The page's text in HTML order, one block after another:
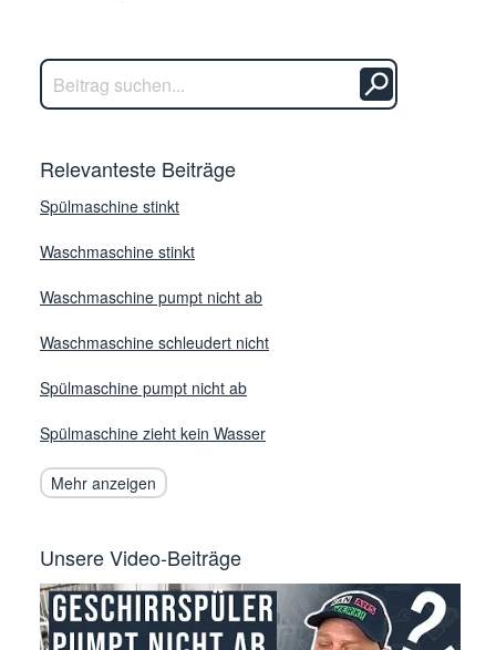
Relevanteste Beiträge
Spülmaschine stinkt
Waschmaschine stinkt
Waschmaschine pumpt nicht ab
Waschmaschine schleudert nicht
Spülmaschine pumpt nicht ab
Spülmaschine zieht kein Wasser
Mehr anzeigen
Unsere Video-Beiträge